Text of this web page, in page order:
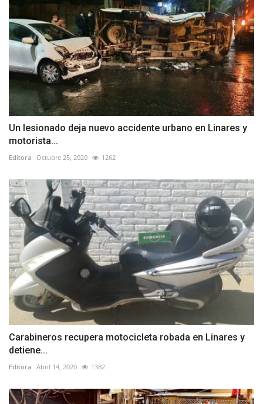
Un lesionado deja nuevo accidente urbano en Linares y
motorista...
Editora Octubre 25, 2020 1262
Carabineros recupera motocicleta robada en Linares y
detiene...
Editora Abril 14, 2020 1382